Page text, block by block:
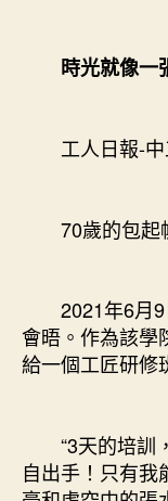
時光就像一
工人日報-中
70歲的包起
2021年6月9
會晤。作為該學
給一個工匠研修
“3天的培訓
自出手！只有我